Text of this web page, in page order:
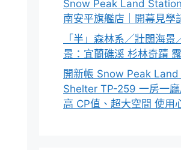
Snow Peak Land
南安平旗艦店｜開幕見學
「半」森林系／壯闊海景
景：宜蘭礁溪 杉林奇蹟
開新帳 Snow Peak
Shelter TP-259 一房一
高 CP值、超大空間 使用